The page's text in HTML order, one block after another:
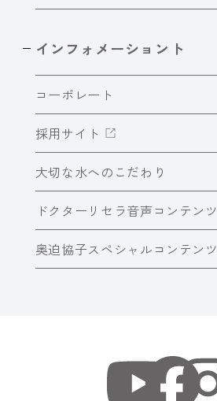
インフォメーショント
コーポレート
採用サイト
大切な水へのこだわり
ドクターリセラ音声コンテンツ
奥迫協子スペシャルコンテンツ